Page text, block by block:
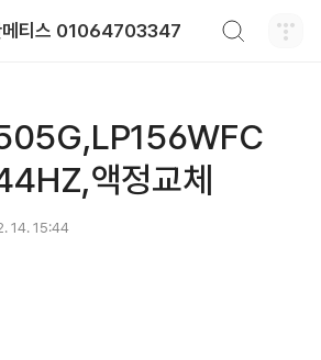
메티스 01064703347
액정교체
14. 15:44